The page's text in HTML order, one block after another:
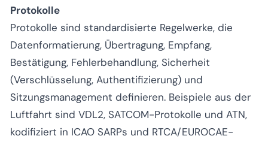
Protokolle
Protokolle sind standardisierte Regelwerke, die
Datenformatierung, Übertragung, Empfang,
Bestätigung, Fehlerbehandlung, Sicherheit
(Verschlüsselung, Authentifizierung) und
Sitzungsmanagement definieren. Beispiele aus der
Luftfahrt sind VDL2, SATCOM-Protokolle und ATN,
kodifiziert in ICAO SARPs und RTCA/EUROCAE-